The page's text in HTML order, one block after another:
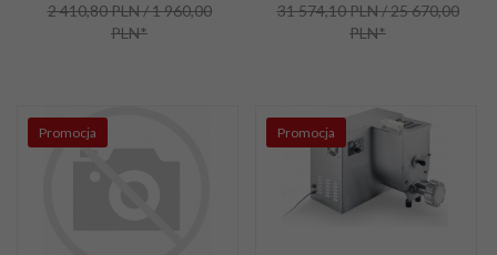
2 410,80 PLN / 1 960,00
PLN*
31 574,10 PLN / 25 670,00
PLN*
Promocja Promocja